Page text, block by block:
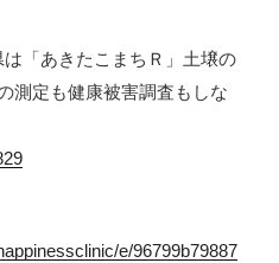
「あきたこまちＲ」土壌の
測定も健康被害調査もしな
e/96799b79887